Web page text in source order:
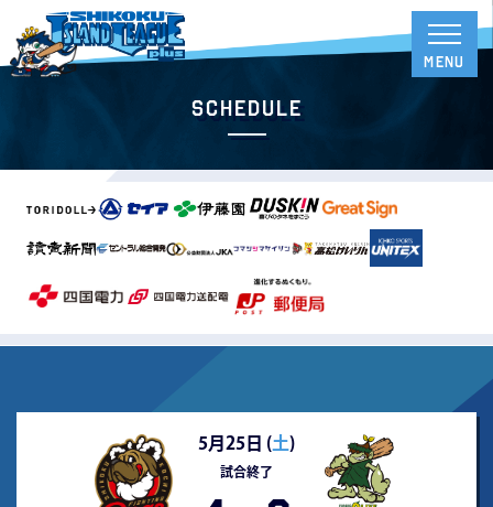
Schedule
5月25日 (土)
試合終了